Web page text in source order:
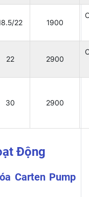
22 1900
22 2900
30 2900
Động
Carten Pump